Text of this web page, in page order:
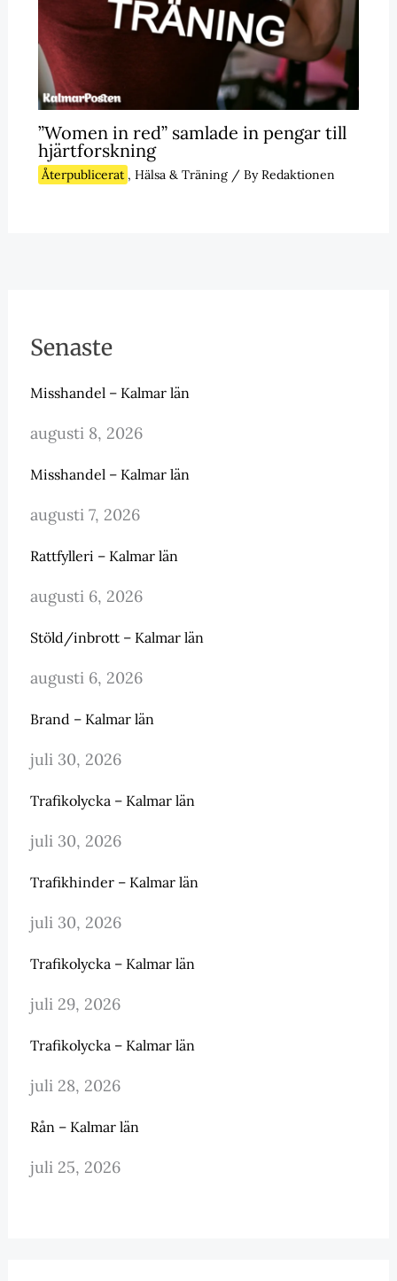
”Women in red” samlade in pengar till
hjärtforskning
Återpublicerat , Hälsa & Träning/ ByRedaktionen
Senaste
Misshandel – Kalmar län
augusti 8, 2026
Misshandel – Kalmar län
augusti 7, 2026
Rattfylleri – Kalmar län
augusti 6, 2026
Stöld/inbrott – Kalmar län
augusti 6, 2026
Brand – Kalmar län
juli 30, 2026
Trafikolycka – Kalmar län
juli 30, 2026
Trafikhinder – Kalmar län
juli 30, 2026
Trafikolycka – Kalmar län
juli 29, 2026
Trafikolycka – Kalmar län
juli 28, 2026
Rån – Kalmar län
juli 25, 2026